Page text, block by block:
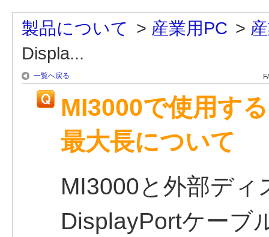
製品について > 産業用PC >
Displa...
一覧へ戻る
MI3000で使用す
最大長について
MI3000と外部デ
DisplayPortケーブ